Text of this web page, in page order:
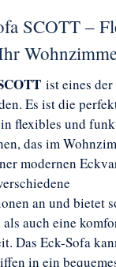
SCOTT –
ist eines der
Es ist die
flexibles und
das im
modernen
an und bietet
auch eine
Das Eck-Sofa
in ein